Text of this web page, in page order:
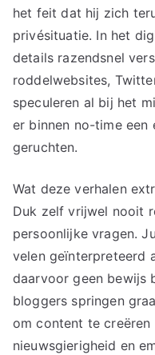
het feit dat hij zich
privésituatie. In het
details razendsnel
roddelwebsites,
speculeren al bij het
er binnen no-time een
geruchten.
Wat deze verhalen
Duk zelf vrijwel nooit
persoonlijke vragen.
velen geïnterpreteerd
daarvoor geen bewijs
bloggers springen
om content te
nieuwsgierigheid en